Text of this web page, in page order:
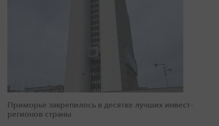
Приморье закрепилось в десятке лучших инвест-
регионов страны